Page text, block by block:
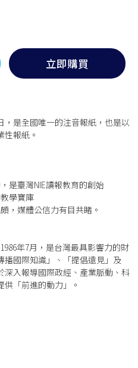
立即購買
，是全國唯一的注音報紙，也是以
報紙。
是臺灣NIE讀報教育的創始
學寶庫
，媒體公信力有目共睹。
年7月，是台灣最具影響力的財
國際知識」、「提倡遠見」及
深入報導國際政經、產業脈動、科
「前進的動力」。